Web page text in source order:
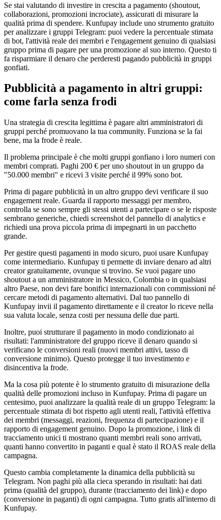
Se stai valutando di investire in crescita a pagamento (shoutout,
collaborazioni, promozioni incrociate), assicurati di misurare la
qualità prima di spendere. Kunfupay include uno strumento gratuito
per analizzare i gruppi Telegram: puoi vedere la percentuale stimata
di bot, l'attività reale dei membri e l'engagement genuino di qualsiasi
gruppo prima di pagare per una promozione al suo interno. Questo ti
fa risparmiare il denaro che perderesti pagando pubblicità in gruppi
gonfiati.
Pubblicità a pagamento in altri gruppi:
come farla senza frodi
Una strategia di crescita legittima è pagare altri amministratori di
gruppi perché promuovano la tua community. Funziona se la fai
bene, ma la frode è reale.
Il problema principale è che molti gruppi gonfiano i loro numeri con
membri comprati. Paghi 200 € per uno shoutout in un gruppo da
"50.000 membri" e ricevi 3 visite perché il 99% sono bot.
Prima di pagare pubblicità in un altro gruppo devi verificare il suo
engagement reale. Guarda il rapporto messaggi per membro,
controlla se sono sempre gli stessi utenti a partecipare o se le risposte
sembrano generiche, chiedi screenshot del pannello di analytics e
richiedi una prova piccola prima di impegnarti in un pacchetto
grande.
Per gestire questi pagamenti in modo sicuro, puoi usare Kunfupay
come intermediario. Kunfupay ti permette di inviare denaro ad altri
creator gratuitamente, ovunque si trovino. Se vuoi pagare uno
shoutout a un amministratore in Messico, Colombia o in qualsiasi
altro Paese, non devi fare bonifici internazionali con commissioni né
cercare metodi di pagamento alternativi. Dal tuo pannello di
Kunfupay invii il pagamento direttamente e il creator lo riceve nella
sua valuta locale, senza costi per nessuna delle due parti.
Inoltre, puoi strutturare il pagamento in modo condizionato ai
risultati: l'amministratore del gruppo riceve il denaro quando si
verificano le conversioni reali (nuovi membri attivi, tasso di
conversione minimo). Questo protegge il tuo investimento e
disincentiva la frode.
Ma la cosa più potente è lo strumento gratuito di misurazione della
qualità delle promozioni incluso in Kunfupay. Prima di pagare un
centesimo, puoi analizzare la qualità reale di un gruppo Telegram: la
percentuale stimata di bot rispetto agli utenti reali, l'attività effettiva
dei membri (messaggi, reazioni, frequenza di partecipazione) e il
rapporto di engagement genuino. Dopo la promozione, i link di
tracciamento unici ti mostrano quanti membri reali sono arrivati,
quanti hanno convertito in paganti e qual è stato il ROAS reale della
campagna.
Questo cambia completamente la dinamica della pubblicità su
Telegram. Non paghi più alla cieca sperando in risultati: hai dati
prima (qualità del gruppo), durante (tracciamento dei link) e dopo
(conversione in paganti) di ogni campagna. Tutto gratis all'interno di
Kunfupay.